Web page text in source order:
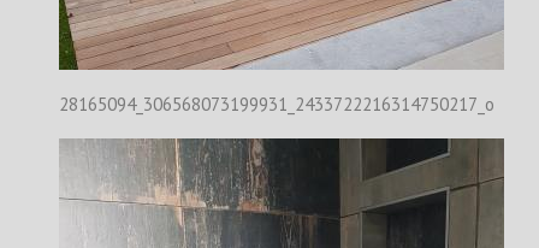
28165094_306568073199931_2433722216314750217_o